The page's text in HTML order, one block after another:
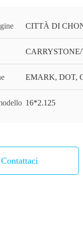
CITTÀ DI
EMARK, DOT,
16*2.125
Contattaci